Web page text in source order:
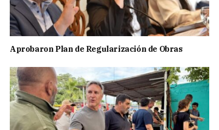
Aprobaron Plan de Regularización de Obras